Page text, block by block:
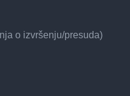
o izvršenju/presuda)